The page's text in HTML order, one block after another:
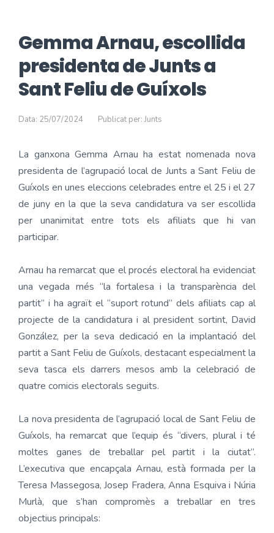
Gemma Arnau, escollida
presidenta de Junts a
Sant Feliu de Guíxols
Data: 25/07/2024 Publicat per: Junts
La ganxona Gemma Arnau ha estat nomenada nova
presidenta de l’agrupació local de Junts a Sant Feliu de
Guíxols en unes eleccions celebrades entre el 25 i el 27
de juny en la que la seva candidatura va ser escollida
per unanimitat entre tots els afiliats que hi van
participar.
Arnau ha remarcat que el procés electoral ha evidenciat
una vegada més “la fortalesa i la transparència del
partit” i ha agraït el “suport rotund” dels afiliats cap al
projecte de la candidatura i al president sortint, David
González, per la seva dedicació en la implantació del
partit a Sant Feliu de Guíxols, destacant especialment la
seva tasca els darrers mesos amb la celebració de
quatre comicis electorals seguits.
La nova presidenta de l’agrupació local de Sant Feliu de
Guíxols, ha remarcat que l’equip és “divers, plural i té
moltes ganes de treballar pel partit i la ciutat”.
L’executiva que encapçala Arnau, està formada per la
Teresa Massegosa, Josep Fradera, Anna Esquiva i Núria
Murlà, que s’han compromès a treballar en tres
objectius principals: